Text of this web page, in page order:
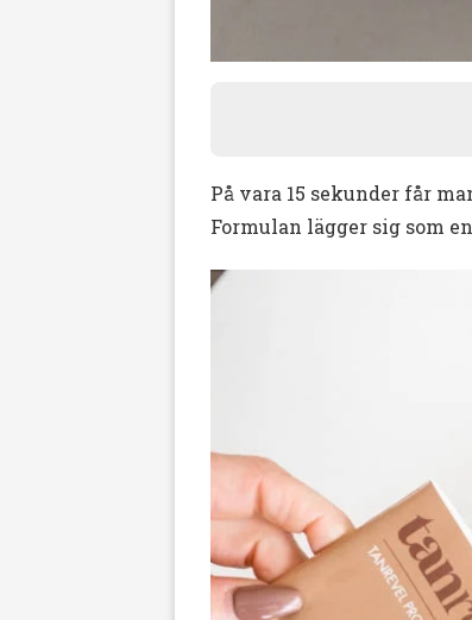
På vara 15 sekunder får
Formulan lägger sig som